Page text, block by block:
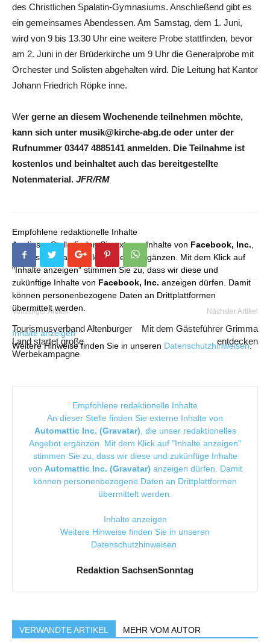
des Christlichen Spalatin-Gymnasiums. Anschließend gibt es
ein gemeinsames Abendessen. Am Samstag, dem 1. Juni,
wird von 9 bis 13.30 Uhr eine weitere Probe stattfinden, bevor
am 2. Juni in der Brüderkirche um 9 Uhr die Generalprobe mit
Orchester und Solisten abgehalten wird. Die Leitung hat Kantor
Johann Friedrich Röpke inne.
Wer gerne an diesem Wochenende teilnehmen möchte,
kann sich unter musik@kirche-abg.de oder unter der
Rufnummer 03447 4885141 anmelden. Die Teilnahme ist
kostenlos und beinhaltet auch das bereitgestellte
Notenmaterial. JFR/RM
Empfohlene redaktionelle Inhalte
An dieser Stelle finden Sie externe Inhalte von Facebook, Inc.
die unser redaktionelles Angebot ergänzen. Mit dem Klick auf
"Inhalte anzeigen" stimmen Sie zu, dass wir diese und
zukünftige Inhalte von Facebook, Inc. anzeigen dürfen. Damit
können personenbezogene Daten an Drittplattformen
übermittelt werden.
Inhalte anzeigen
Weitere Hinweise finden Sie in unseren Datenschutzhinweisen.
Vorheriger Artikel
Tourismusverband Altenburger
Land startet große
Werbekampagne
Nächster Artikel
Mit dem Gästeführer Grimma
entdecken
Empfohlene redaktionelle Inhalte
An dieser Stelle finden Sie externe Inhalte von
Automattic Inc. (Gravatar) , die unser redaktionelles
Angebot ergänzen. Mit dem Klick auf "Inhalte anzeigen"
stimmen Sie zu, dass wir diese und zukünftige Inhalte
von Automattic Inc. (Gravatar) anzeigen dürfen. Damit
können personenbezogene Daten an Drittplattformen
übermittelt werden.
Inhalte anzeigen
Weitere Hinweise finden Sie in unseren
Datenschutzhinweisen
Redaktion SachsenSonntag
VERWANDTE ARTIKEL MEHR VOM AUTOR